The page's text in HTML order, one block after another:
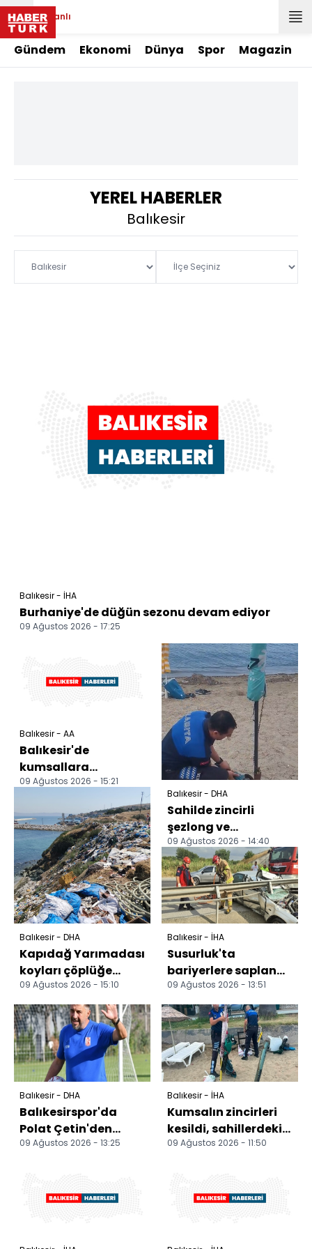
Canlı
Gündem Ekonomi Dünya Spor Magazin
YEREL HABERLER
Balıkesir
Balıkesir - İHA
Burhaniye'de düğün sezonu devam ediyor
09 Ağustos 2026 - 17:25
Balıkesir - AA
Balıkesir'de
kumsallara
zincirlenen şezlong
kaldırıldı
09 Ağustos 2026 - 15:21
Balıkesir - DHA
Kapıdağ Yarımadası
koyları çöplüğe
döndü
09 Ağustos 2026 - 15:10
Balıkesir - DHA
Sahilde zincirli
şezlong ve
şemsiyelere zabıta
müdahalesi
09 Ağustos 2026 - 14:40
Balıkesir - İHA
Susurluk'ta
bariyerlere saplanan
araçtaki yaralı
itfaiye ekiplerince
kurtar...
09 Ağustos 2026 - 13:51
Balıkesir - DHA
Balıkesirspor'da
Polat Çetin'den
kamp yorumu
09 Ağustos 2026 - 13:25
Balıkesir - İHA
Kumsalın zincirleri
kesildi, sahillerdeki
malzemeler
09 Ağustos 2026 - 11:50